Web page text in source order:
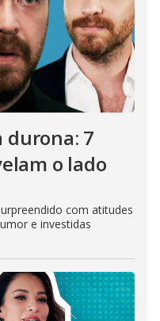
durona: 7
o lado
com atitudes
e investidas